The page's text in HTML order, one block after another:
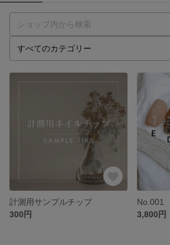
計測用サンプルチップ
300円
No.001
3,800円